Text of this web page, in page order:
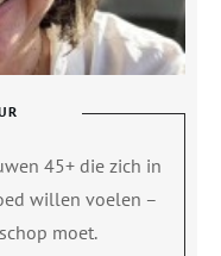
45+ die zich in
willen voelen –
moet.